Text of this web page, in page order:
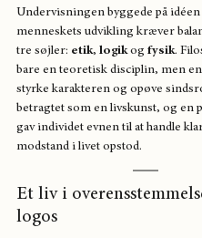
Undervisningen byggede på
menneskets udvikling kræver
tre søjler: etik, logik og fysik.
bare en teoretisk disciplin, men
styrke karakteren og opøve
betragtet som en livskunst, og en
gav individet evnen til at handle
modstand i livet opstod.
Et liv i
logos